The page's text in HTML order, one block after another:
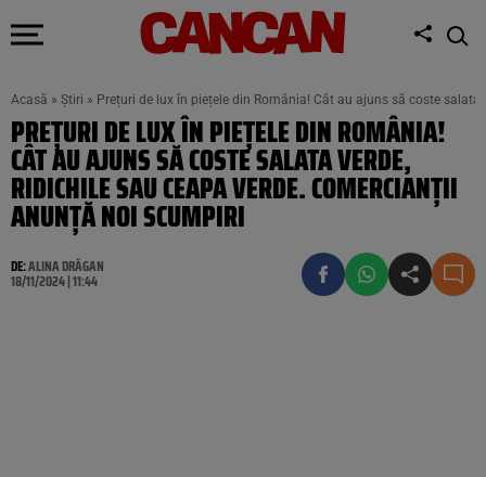
Acasă » Știri » Prețuri de lux în piețele din România! Cât au ajuns să coste
PREȚURI DE LUX ÎN PIEȚELE DIN ROMÂNIA!
CÂT AU AJUNS SĂ COSTE SALATA VERDE,
RIDICHILE SAU CEAPA VERDE. COMERCIANȚII
ANUNȚĂ NOI SCUMPIRI
DE:ALINA DRĂGAN
18/11/2024 | 11:44